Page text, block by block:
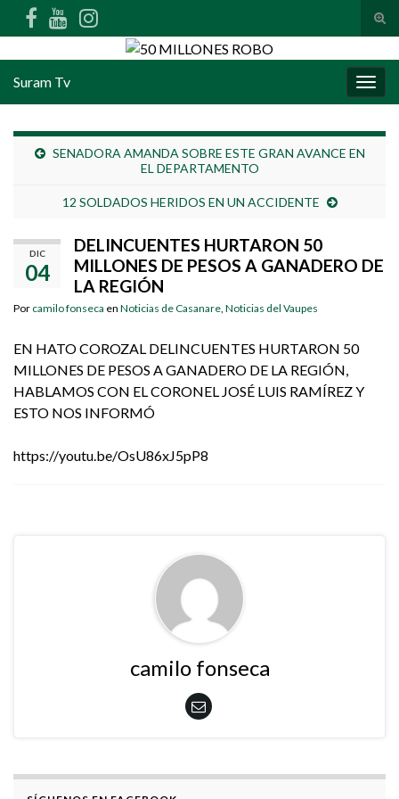
Search for:
Suram Tv
SENADORA AMANDA SOBRE ESTE GRAN AVANCE EN
EL DEPARTAMENTO
12 SOLDADOS HERIDOS EN UN ACCIDENTE
DIC
04
DELINCUENTES HURTARON 50
MILLONES DE PESOS A GANADERO DE
LA REGIÓN
Por camilo fonseca en Noticias de Casanare Noticias del Vaupes
EN HATO COROZAL DELINCUENTES HURTARON 50
MILLONES DE PESOS A GANADERO DE LA REGIÓN,
HABLAMOS CON EL CORONEL JOSÉ LUIS RAMÍREZ Y
ESTO NOS INFORMÓ
https://youtu.be/OsU86xJ5pP8
camilo fonseca